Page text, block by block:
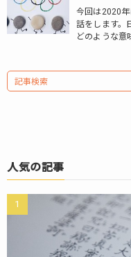
今回は2020
話をします。
どのような意
人気の記事